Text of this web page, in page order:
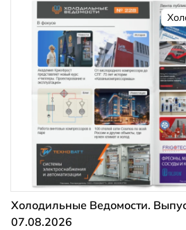
Холодильные Ведомости.
07.08.2026